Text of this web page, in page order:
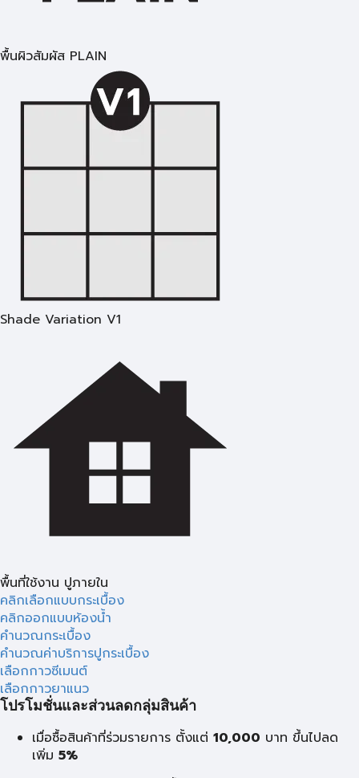
พื้นผิวสัมผัส PLAIN
Shade Variation V1
พื้นที่ใช้งาน ปูภายใน
คลิกเลือกแบบกระเบื้อง
คลิกออกแบบห้องน้ำ
คำนวณกระเบื้อง
คำนวณค่าบริการปูกระเบื้อง
เลือกกาวซีเมนต์
เลือกกาวยาแนว
โปรโมชั่นและส่วนลดกลุ่มสินค้า
เมื่อซื้อสินค้าที่ร่วมรายการ ตั้งแต่ 10,000 บาท ขึ้นไปลด
เพิ่ม 5%